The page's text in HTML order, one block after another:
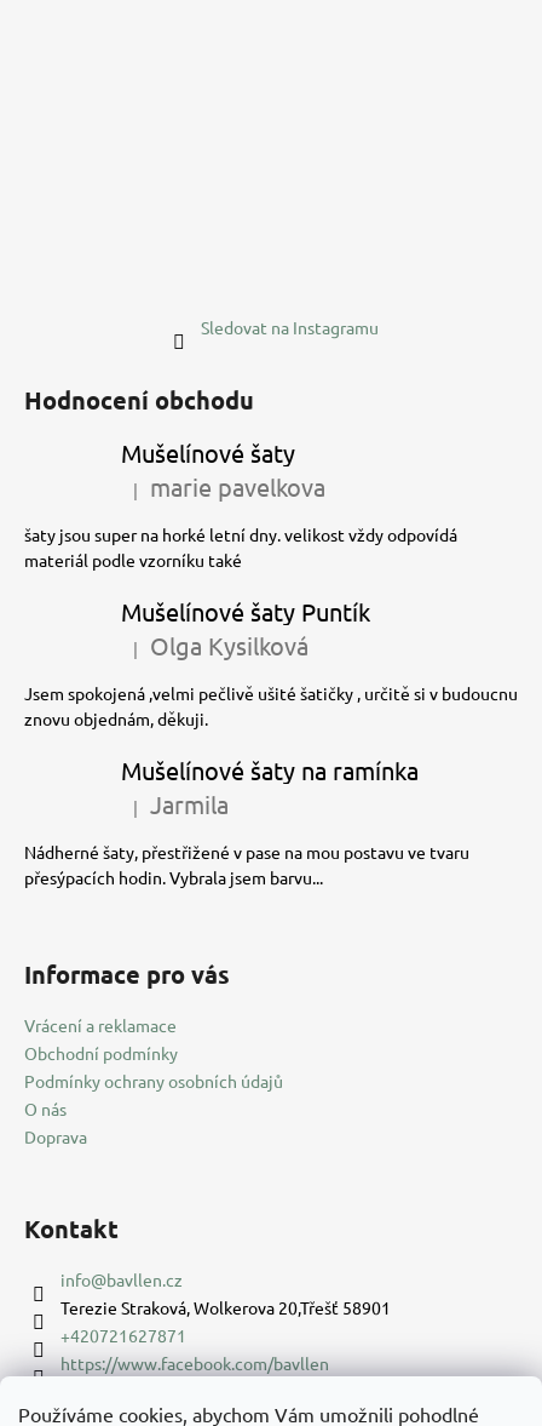
Používáme cookies, abychom Vám umožnili pohodlné
Sledovat na Instagramu
Hodnocení obchodu
Mušelínové šaty
Hodnocení produktu je 5 z 5 hvězdiček.
| marie pavelkova
šaty jsou super na horké letní dny. velikost vždy odpovídá
materiál podle vzorníku také
Mušelínové šaty Puntík
Hodnocení produktu je 5 z 5 hvězdiček.
| Olga Kysilková
Jsem spokojená ,velmi pečlivě ušité šatičky , určitě si v budoucnu
znovu objednám, děkuji.
Mušelínové šaty na ramínka
Hodnocení produktu je 5 z 5 hvězdiček.
| Jarmila
Nádherné šaty, přestřižené v pase na mou postavu ve tvaru
přesýpacích hodin. Vybrala jsem barvu...
Informace pro vás
Vrácení a reklamace
Obchodní podmínky
Podmínky ochrany osobních údajů
O nás
Doprava
Kontakt
info@bavllen.cz
Terezie Straková, Wolkerova 20,Třešť 58901
+420721627871
https://www.facebook.com/bavllen